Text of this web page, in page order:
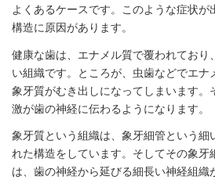
よくあるケースです。このような症状
構造に原因があります。
健康な歯は、エナメル質で覆われており
い組織です。ところが、虫歯などでエナ
象牙質がむき出しになってしまいます。
激が歯の神経に伝わるようになります。
象牙質という組織は、象牙細管という細
れた構造をしています。そしてその象牙
は、歯の神経から延びる細長い神経組織